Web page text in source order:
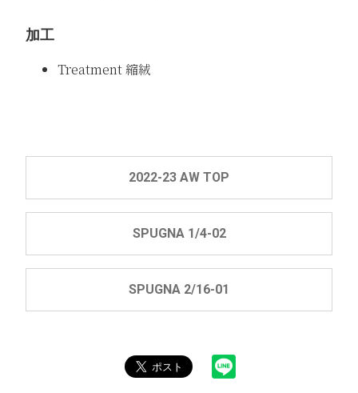
加工
Treatment 縮絨
2022-23 AW TOP
SPUGNA 1/4-02
SPUGNA 2/16-01